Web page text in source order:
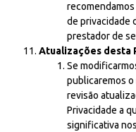
de privacidade
prestador de
Atualizações desta
Se
publicaremos o
revisão
Privacidade a
significativa